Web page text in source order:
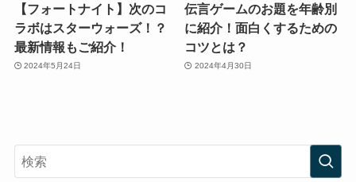
【フォートナイト】次のコ
ラボはスターウォーズ！？
最新情報もご紹介！
2024年5月24日
伝言ゲームのお題を年齢別
に紹介！面白くするための
コツとは？
2024年4月30日